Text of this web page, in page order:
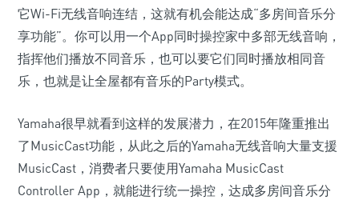
它Wi-Fi无线音响连结，这就有机会能达成“多房间音乐分
享功能”。你可以用一个App同时操控家中多部无线音响，
指挥他们播放不同音乐，也可以要它们同时播放相同音
乐，也就是让全屋都有音乐的Party模式。
Yamaha很早就看到这样的发展潜力，在2015年隆重推出
了MusicCast功能，从此之后的Yamaha无线音响大量支援
MusicCast，消费者只要使用Yamaha MusicCast
Controller App，就能进行统一操控，达成多房间音乐分